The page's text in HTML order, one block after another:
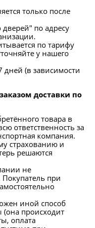
только после
дверей" по адресу
по тарифу
у нашего
дней (в зависимости
доставки по
товара в
ответственность за
компания.
страхованию и
решаются
не
Покупатель при
иной способ
(она происходит
оплата